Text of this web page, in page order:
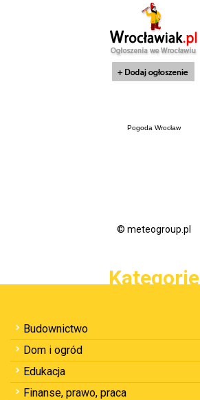
Pogoda Wrocław
© meteogroup.pl
Kategorie
Budownictwo
Dom i ogród
Edukacja
Finanse, prawo, praca